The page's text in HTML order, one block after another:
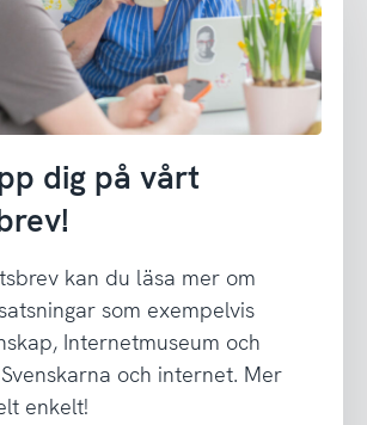
dig på vårt
kan du läsa mer om
som exempelvis
Internetmuseum och
och internet. Mer
enkelt!